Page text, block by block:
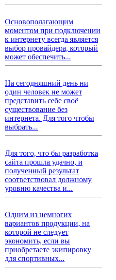
Основополагающим
моментом при подключении
к интернету всегда является
выбор провайдера, который
может обеспечить...
На сегодняшний день ни
один человек не может
представить себе своё
существование без
интернета. Для того чтобы
выбрать...
Для того, что бы разработка
сайта прошла удачно, и
полученный результат
соответствовал должному
уровню качества и...
Одним из немногих
вариантов продукции, на
которой не следует
экономить, если вы
приобретаете экипировку
для спортивных...